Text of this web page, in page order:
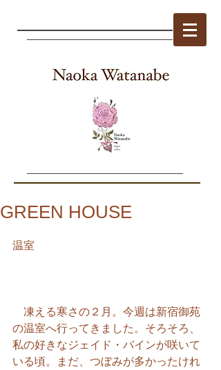
GREEN HOUSE
温室
凍える寒さの２月。今週は新宿御苑
の温室へ行ってきました。そろそろ、
私の好きなジェイド・バインが咲いて
いる頃。まだ、つぼみが多かったけれ